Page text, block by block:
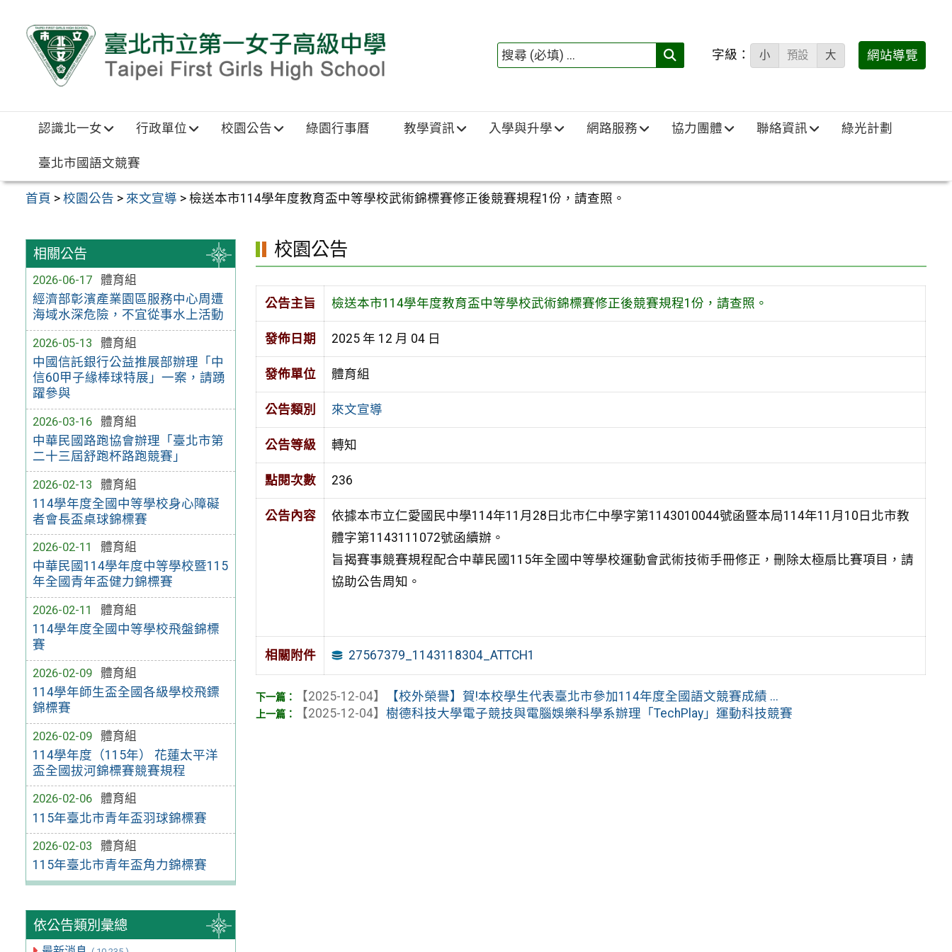
搜
填)：
字級： 小 預設 大 網站導覽
認識北一女 行政單位 校園公告 綠園行事曆 教學資訊 入學與升學 網路服務 協力團體 聯絡資訊 綠光計劃
臺北市國語文競賽
首頁 >校園公告 > 來文宣導 >檢送本市114學年度教育盃中等學校武術錦標賽修正後競賽規程1份，請查照。
相關公告
2026-06-17
體育組
經濟部彰濱產業園區服務中心周遭
海域水深危險，不宜從事水上活動
2026-05-13
體育組
中國信託銀行公益推展部辦理「中
信60甲子緣棒球特展」一案，請踴
躍參與
2026-03-16
體育組
中華民國路跑協會辦理「臺北市第
二十三屆舒跑杯路跑競賽」
2026-02-13
體育組
114學年度全國中等學校身心障礙
者會長盃桌球錦標賽
2026-02-11
體育組
中華民國114學年度中等學校暨115
年全國青年盃健力錦標賽
2026-02-11
體育組
114學年度全國中等學校飛盤錦標
賽
2026-02-09
體育組
114學年師生盃全國各級學校飛鏢
錦標賽
2026-02-09
體育組
114學年度（115年） 花蓮太平洋
盃全國拔河錦標賽競賽規程
2026-02-06
體育組
115年臺北市青年盃羽球錦標賽
2026-02-03
體育組
115年臺北市青年盃角力錦標賽
依公告類別彙總
校園公告
公告主旨 檢送本市114學年度教育盃中等學校武術錦標賽修正後競賽規程1份，請查照。
發佈日期 2025 年 12 月 04 日
發佈單位 體育組
公告類別 來文宣導
公告等級 轉知
點閱次數 236
公告內容
依據本市立仁愛國民中學114年11月28日北市仁中學字第1143010044號函暨本局114年11月10日北市教
體字第1143111072號函續辦。
旨揭賽事競賽規程配合中華民國115年全國中等學校運動會武術技術手冊修正，刪除太極扇比賽項目，請
協助公告周知。
相關附件 27567379_1143118304_ATTCH1
【2025-12-04】
【校外榮譽】賀!本校學生代表臺北市參加114年度全國語文競賽成績 ...
【2025-12-04】樹德科技大學電子競技與電腦娛樂科學系辦理「TechPlay」運動科技競賽